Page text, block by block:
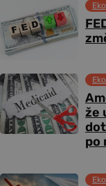
že
po